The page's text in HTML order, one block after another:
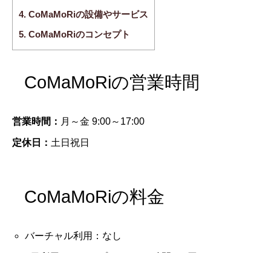
4. CoMaMoRiの設備やサービス
5. CoMaMoRiのコンセプト
CoMaMoRiの営業時間
営業時間： 月～金 9:00～17:00
定休日： 土日祝日
CoMaMoRiの料金
バーチャル利用：なし